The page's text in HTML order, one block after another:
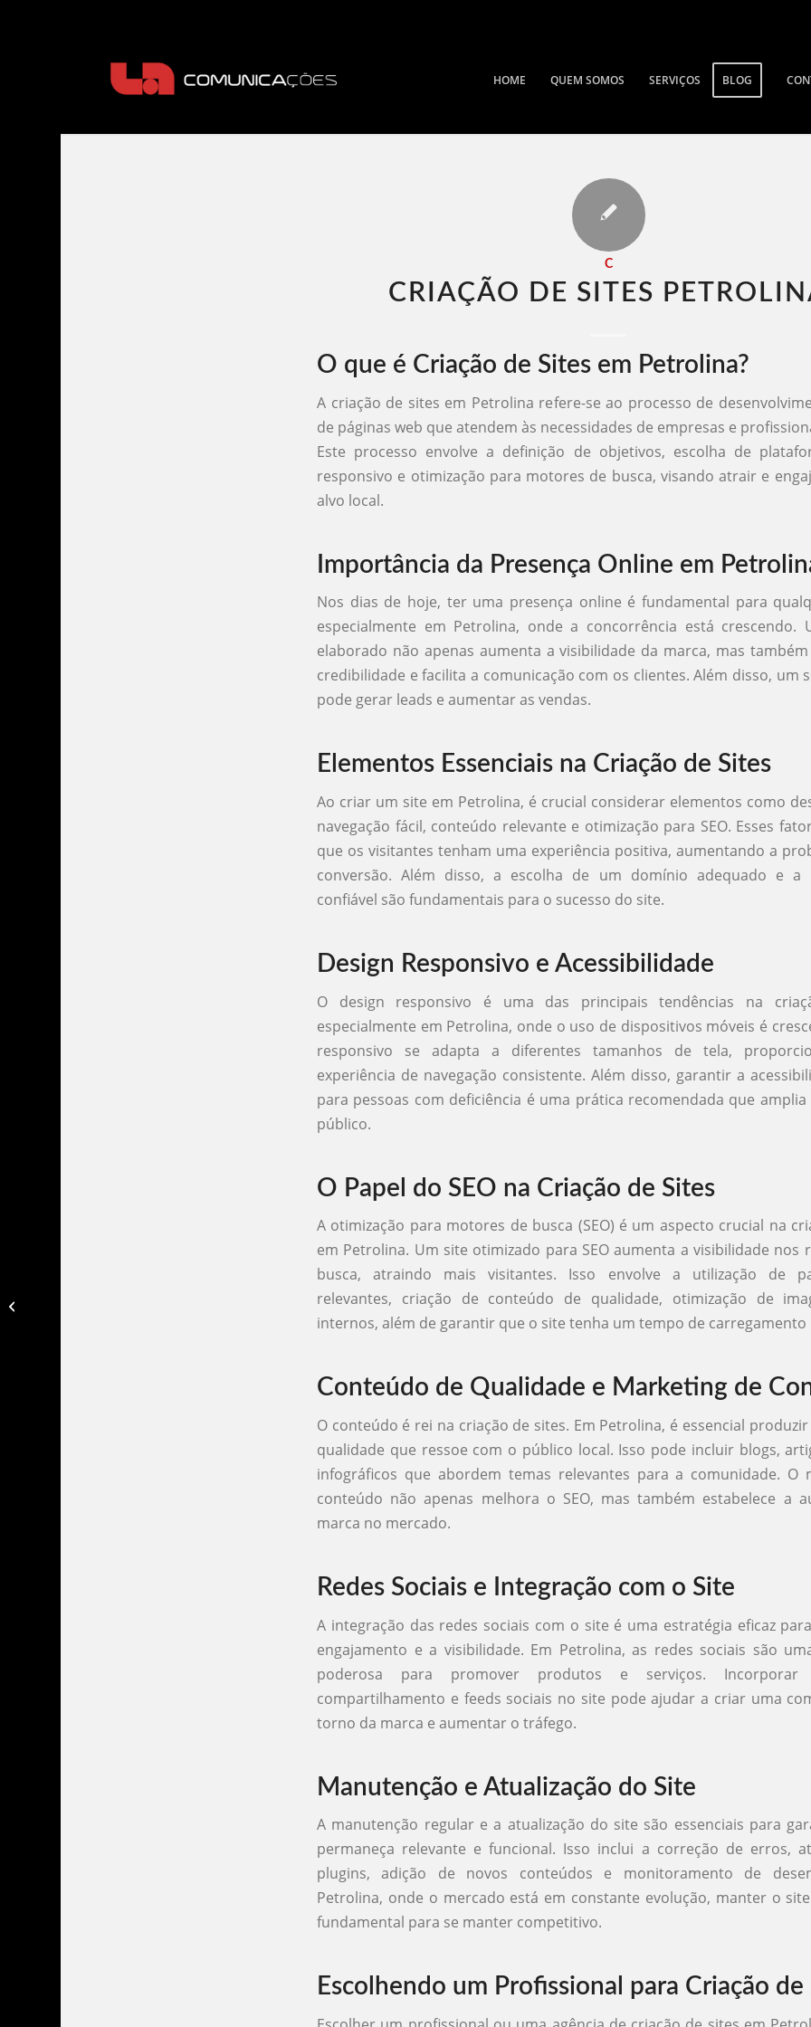
HOME QUEM SOMOS SERVIÇOS BLOG
C
CRIAÇÃO DE SITES
O que é Criação de Sites em Petrolina?
A criação de sites em Petrolina refere-se ao processo de
de páginas web que atendem às necessidades de empresas e
Este processo envolve a definição de objetivos, escolha de
responsivo e otimização para motores de busca, visando atrair e
alvo local.
Importância da Presença Online em
Nos dias de hoje, ter uma presença online é fundamental para
especialmente em Petrolina, onde a concorrência está crescendo.
elaborado não apenas aumenta a visibilidade da marca, mas
credibilidade e facilita a comunicação com os clientes. Além disso, um
pode gerar leads e aumentar as vendas.
Elementos Essenciais na Criação de Sites
Ao criar um site em Petrolina, é crucial considerar elementos como
navegação fácil, conteúdo relevante e otimização para SEO. Esses
que os visitantes tenham uma experiência positiva, aumentando a
conversão. Além disso, a escolha de um domínio adequado e a
confiável são fundamentais para o sucesso do site.
Design Responsivo e Acessibilidade
O design responsivo é uma das principais tendências na
especialmente em Petrolina, onde o uso de dispositivos móveis é
responsivo se adapta a diferentes tamanhos de tela,
experiência de navegação consistente. Além disso, garantir a
para pessoas com deficiência é uma prática recomendada que amplia
público.
O Papel do SEO na Criação de Sites
A otimização para motores de busca (SEO) é um aspecto crucial na
em Petrolina. Um site otimizado para SEO aumenta a visibilidade nos
busca, atraindo mais visitantes. Isso envolve a utilização de
relevantes, criação de conteúdo de qualidade, otimização de
internos, além de garantir que o site tenha um tempo de carregamento
Conteúdo de Qualidade e Marketing de
O conteúdo é rei na criação de sites. Em Petrolina, é essencial
qualidade que ressoe com o público local. Isso pode incluir blogs,
infográficos que abordem temas relevantes para a comunidade. O
conteúdo não apenas melhora o SEO, mas também estabelece a
marca no mercado.
Redes Sociais e Integração com o Site
A integração das redes sociais com o site é uma estratégia eficaz
engajamento e a visibilidade. Em Petrolina, as redes sociais são
poderosa para promover produtos e serviços.
compartilhamento e feeds sociais no site pode ajudar a criar uma
torno da marca e aumentar o tráfego.
Manutenção e Atualização do Site
A manutenção regular e a atualização do site são essenciais para
permaneça relevante e funcional. Isso inclui a correção de erros,
plugins, adição de novos conteúdos e monitoramento de
Petrolina, onde o mercado está em constante evolução, manter o
fundamental para se manter competitivo.
Escolhendo um Profissional para Criação de